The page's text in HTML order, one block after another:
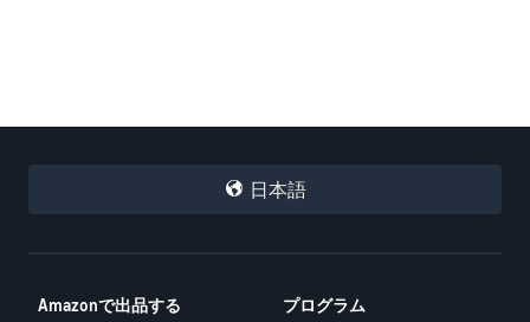
日本語
Amazonで出品する プログラム